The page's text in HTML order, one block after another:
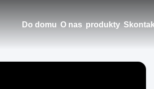
Do domu O nas produkty